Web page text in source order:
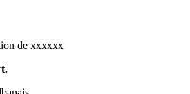
de xxxxxx